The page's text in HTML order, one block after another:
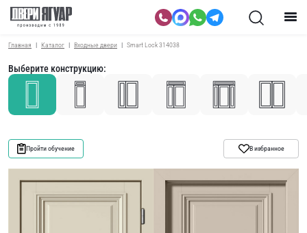
Главная Каталог Входные двери Smart Lock 314038
Выберите конструкцию:
Пройти обучение В избранное